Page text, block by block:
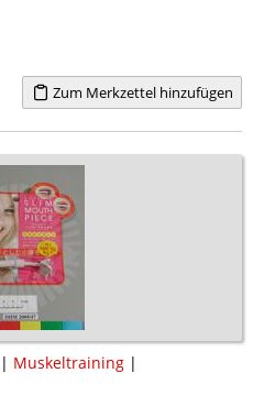
Zum Merkzettel hinzufügen
| Muskeltraining |